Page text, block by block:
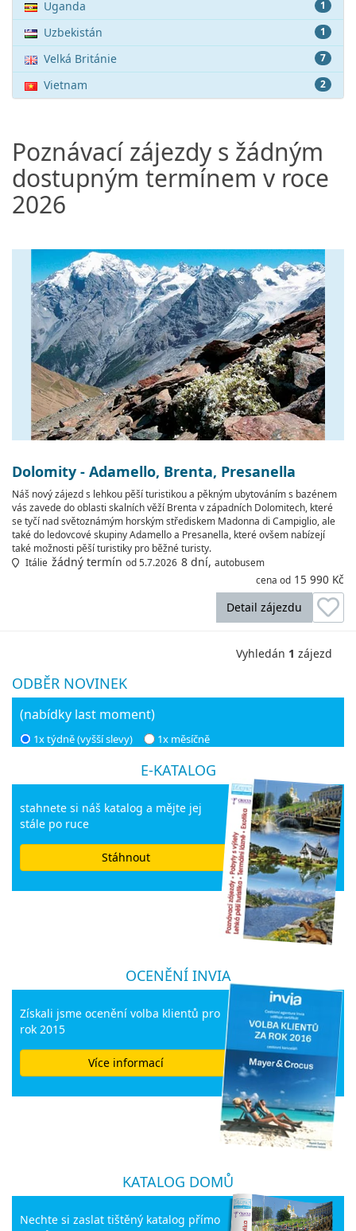
1
Uganda
1
Uzbekistán
7
Velká Británie
2
Vietnam
Poznávací zájezdy s žádným
dostupným termínem v roce
2026
Dolomity - Adamello, Brenta, Presanella
Náš nový zájezd s lehkou pěší turistikou a pěkným ubytováním s bazénem
vás zavede do oblasti skalních věží Brenta v západních Dolomitech, které
se tyčí nad světoznámým horským střediskem Madonna di Campiglio, ale
také do ledovcové skupiny Adamello a Presanella, které ovšem nabízejí
také možnosti pěší turistiky pro běžné turisty.
Itálie žádný termín od 5.7.2026 8 dní, autobusem
cena od 15 990 Kč
Detail zájezdu
Vyhledán 1 zájezd
ODBĚR NOVINEK
(nabídky last moment)
1x týdně (vyšší slevy) 1x měsíčně
E-KATALOG
stahnete si náš katalog a mějte jej
stále po ruce
Stáhnout
OCENĚNÍ INVIA
Získali jsme ocenění volba klientů pro
rok 2015
Více informací
KATALOG DOMŮ
Nechte si zaslat tištěný katalog přímo